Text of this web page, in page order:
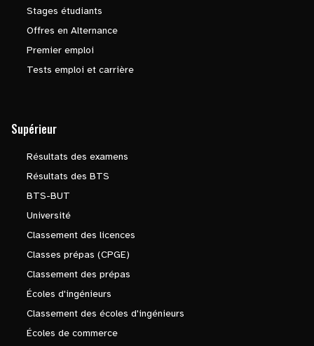
Stages étudiants
Offres en Alternance
Premier emploi
Tests emploi et carrière
Supérieur
Résultats des examens
Résultats des BTS
BTS-BUT
Université
Classement des licences
Classes prépas (CPGE)
Classement des prépas
Écoles d'ingénieurs
Classement des écoles d'ingénieurs
Écoles de commerce